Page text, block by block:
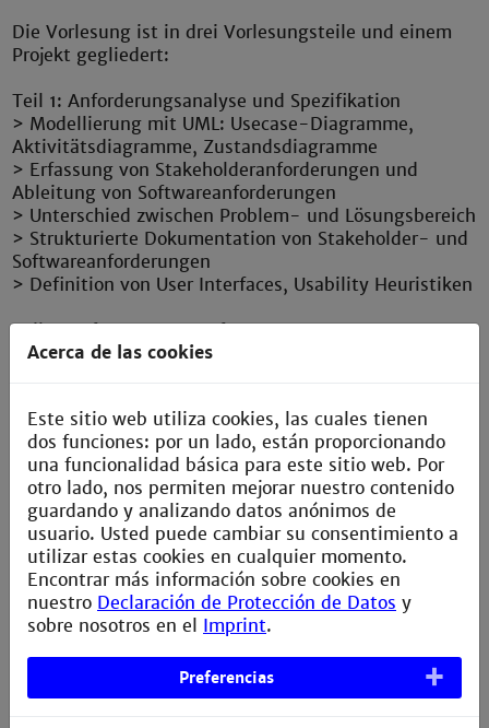
Die Vorlesung ist in drei Vorlesungsteile und einem
Projekt gegliedert:
Teil 1: Anforderungsanalyse und Spezifikation
> Modellierung mit UML: Usecase-Diagramme,
Aktivitätsdiagramme, Zustandsdiagramme
> Erfassung von Stakeholderanforderungen und
Ableitung von Softwareanforderungen
> Unterschied zwischen Problem- und Lösungsbereich
> Strukturierte Dokumentation von Stakeholder- und
Softwareanforderungen
> Definition von User Interfaces, Usability Heuristiken
Teil 2: Software-Entwurf
> Software-Entwurfsprinzipien, SOLID
Teil 3: Software-Qualitätssicherung
> Qualitätsmerkmale von Software
> konstruktive vs. analytische Software-
Qualitätssicherung
> Whitebox vs. Blackboxtests
> Unittests und Bestimmung der Code-Coverage
(Line, Branch, Path)
> Statische Codeanalyse (zyklomatische Komplexität
nach McCabe)
> Spezifikation und Dokumentation von Software-
> Software-Prozesse: V-Modell und Scrum
Acerca de las cookies
Este sitio web utiliza cookies, las cuales tienen
dos funciones: por un lado, están proporcionando
una funcionalidad básica para este sitio web. Por
otro lado, nos permiten mejorar nuestro contenido
guardando y analizando datos anónimos de
usuario. Usted puede cambiar su consentimiento a
utilizar estas cookies en cualquier momento.
Encontrar más información sobre cookies en
nuestro Declaración de Protección de Datos y
sobre nosotros en el Imprint.
Preferencias